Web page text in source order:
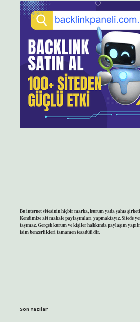
Bu internet sitesinin hiçbir marka, kurum yada şahıs
Kendimize ait makale paylaşımları yapmaktayız. Sitede
taşımaz. Gerçek kurum ve kişiler hakkında paylaşım
isim benzerlikleri tamamen tesadüfidir.
Son Yazılar